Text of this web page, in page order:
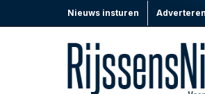
Nieuws insturen Adverteren